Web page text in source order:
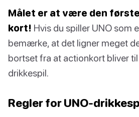
Målet er at være den
kort! Hvis du spiller UNO som
bemærke, at det ligner meget
bortset fra at actionkort bliver
drikkespil.
Regler for UNO-